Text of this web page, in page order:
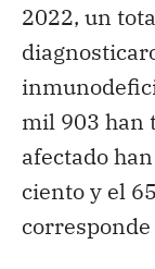
2022, un
mil 903 han
afectado
ciento y el
corresponde